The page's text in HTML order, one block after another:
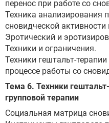
перенос при работе со
Техника анализирования
сновидческой активности
Эротический и
Техники и ограничения.
Техники гештальт-
процессе работы со
Тема 6. Техники
групповой терапии
Социальная матрица